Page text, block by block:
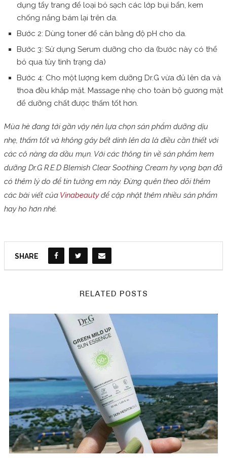
dụng tẩy trang để loại bỏ sạch các lớp bụi bẩn, kem
chống nắng bám lại trên da.
Bước 2: Dùng toner để cân bằng độ pH cho da.
Bước 3: Sử dụng Serum dưỡng cho da (bước này có thể
bỏ qua tùy tình trạng da)
Bước 4: Cho một lượng kem dưỡng Dr.G vừa đủ lên da và
thoa đều khắp mặt. Massage nhẹ cho toàn bộ gương mặt
để dưỡng chất được thấm tốt hơn.
Mùa hè đang tới gần vậy nên lựa chọn sản phẩm dưỡng dịu
nhẹ, thấm tốt và không gây bết dính lên da là điều cần thiết với
các cô nàng da dầu mụn. Với các thông tin về sản phẩm kem
dưỡng Dr.G R.E.D Blemish Clear Soothing Cream hy vọng bạn đã
có thêm lý do để tin tưởng em này. Đừng quên theo dõi thêm
các bài viết của Vinabeautyđể cập nhật thêm nhiều sản phẩm
hay ho hơn nhé.
SHARE
RELATED POSTS